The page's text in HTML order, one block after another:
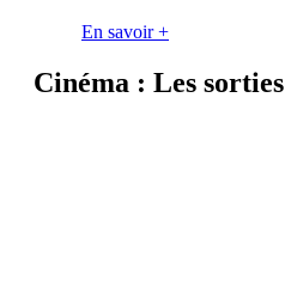
En savoir +
Cinéma : Les sorties